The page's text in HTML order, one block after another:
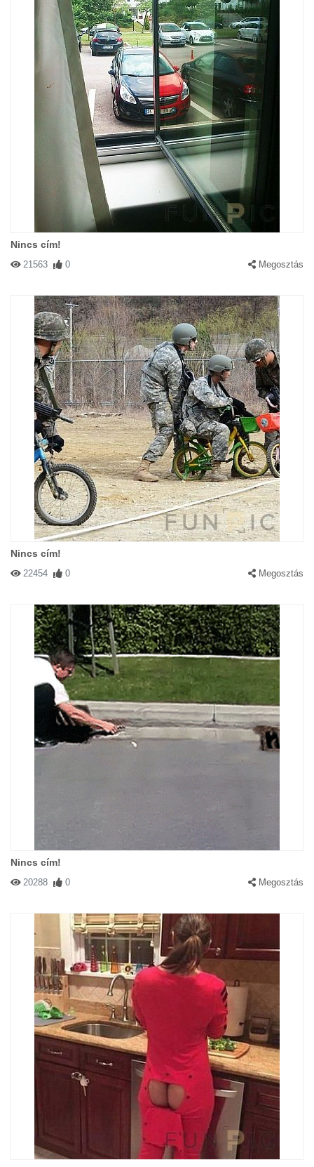
Nincs cím!
21563 0 Megosztás
Nincs cím!
22454 0 Megosztás
Nincs cím!
20288 0 Megosztás